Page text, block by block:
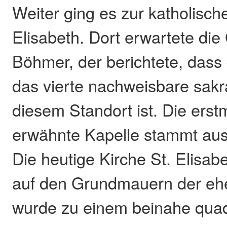
Weiter ging es zur
Elisabeth. Dort erwartete
Böhmer, der berichtete,
das vierte nachweisbare
diesem Standort ist. Die
erwähnte Kapelle stammt
Die heutige Kirche St.
auf den Grundmauern der
wurde zu einem beinahe